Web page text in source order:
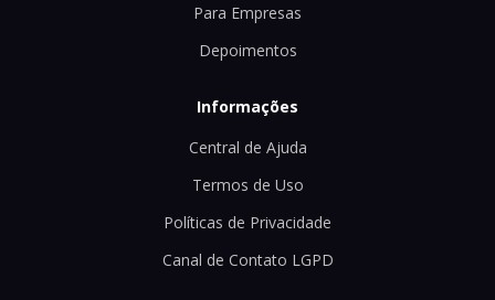
Para Empresas
Depoimentos
Informações
Central de Ajuda
Termos de Uso
Políticas de Privacidade
Canal de Contato LGPD